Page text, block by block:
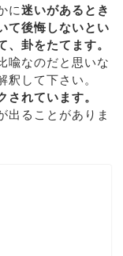
に迷いがあるとき
て後悔しないとい
卦をたてます。
喩なのだと思いな
して下さい。
れています。
出ることがありま